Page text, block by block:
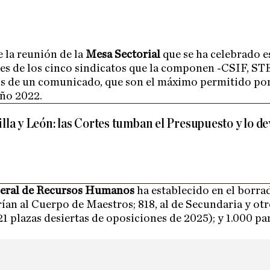
la reunión de laMesa Sectorial que se ha celebrado
de los cinco sindicatos que la componen -CSIF,
de un comunicado, que son el máximo permitido
2022.
y León: las Cortes tumban el Presupuesto y lo
de Recursos Humanos ha establecido en el
al Cuerpo de Maestros; 818, al de Secundaria y
plazas desiertas de oposiciones de 2025); y 1.000